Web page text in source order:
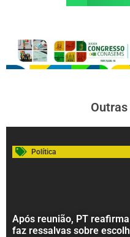
Política
Após reunião, PT
faz ressalvas sobre